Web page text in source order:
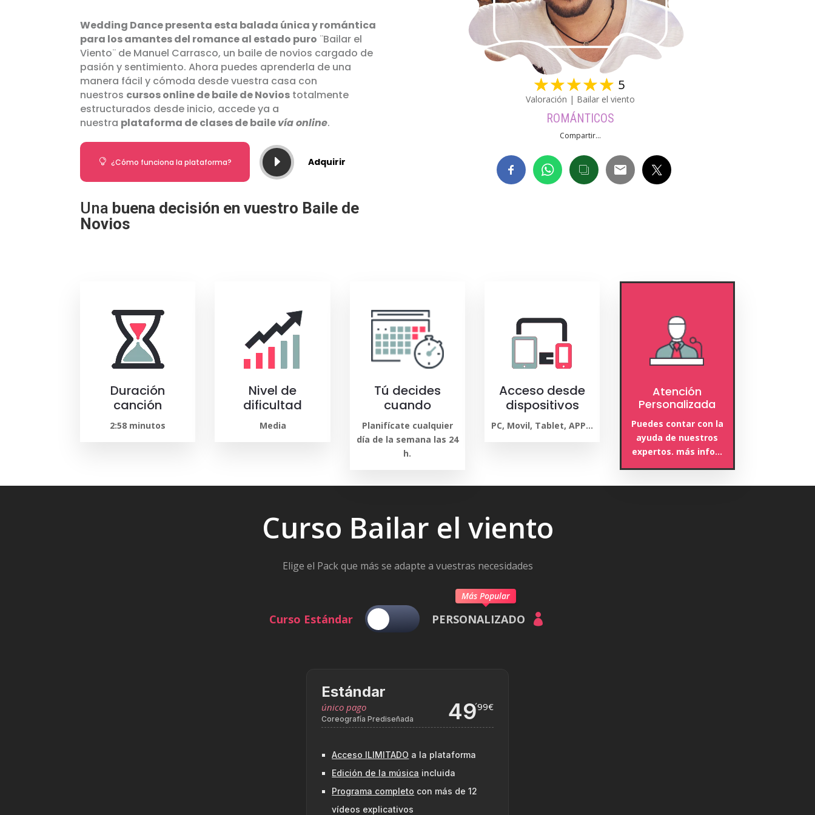
Wedding Dance presenta esta balada única y romántica
para los amantes del romance al estado puro ¨Bailar el
Viento¨ de Manuel Carrasco, un baile de novios cargado de
pasión y sentimiento. Ahora puedes aprenderla de una
manera fácil y cómoda desde vuestra casa con
nuestros cursos online de baile de Novios totalmente
estructurados desde inicio, accede ya a
nuestra plataforma de clases de bailevía online.
 ¿Cómo funciona la plataforma? E Adquirir
Una buena decisión en vuestro Baile de
Novios
☆☆☆☆☆ 5
Valoración | Bailar el viento
ROMÁNTICOS
Compartir...
Duración
canción
2:58 minutos
Nivel de
dificultad
Media
Tú decides
cuando
Planifícate cualquier
día de la semana las 24
h.
Acceso desde
dispositivos
PC, Movil, Tablet, APP…
Atención
Personalizada
Puedes contar con la
ayuda de nuestros
expertos. más info…
Curso Bailar el viento
Elige el Pack que más se adapte a vuestras necesidades
Curso Estándar
Más Popular

PERSONALIZADO
Estándar
único pago
Coreografía Prediseñada 49´99€
Acceso ILIMITADO a la plataforma
Edición de la música incluida
Programa completo con más de 12
vídeos explicativos